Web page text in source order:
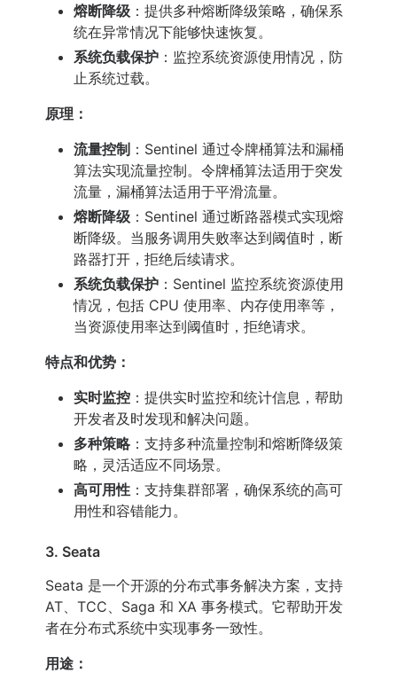
熔断降级 ：提供多种熔断降级策略，确保系
统在异常情况下能够快速恢复。
系统负载保护 ：监控系统资源使用情况，防
止系统过载。
原理：
流量控制 ：Sentinel 通过令牌桶算法和漏桶
算法实现流量控制。令牌桶算法适用于突发
流量，漏桶算法适用于平滑流量。
熔断降级 ：Sentinel 通过断路器模式实现熔
断降级。当服务调用失败率达到阈值时，断
路器打开，拒绝后续请求。
系统负载保护 ：Sentinel 监控系统资源使用
情况，包括 CPU 使用率、内存使用率等，
当资源使用率达到阈值时，拒绝请求。
特点和优势：
实时监控 ：提供实时监控和统计信息，帮助
开发者及时发现和解决问题。
多种策略：支持多种流量控制和熔断降级策
略，灵活适应不同场景。
高可用性 ：支持集群部署，确保系统的高可
用性和容错能力。
3. Seata
Seata 是一个开源的分布式事务解决方案，支持
AT、TCC、Saga 和 XA 事务模式。它帮助开发
者在分布式系统中实现事务一致性。
用途：